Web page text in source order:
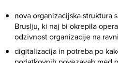
nova organizacijska struktura
Bruslju, ki naj bi okrepila
odzivnost organizacije na
digitalizacija in potreba po